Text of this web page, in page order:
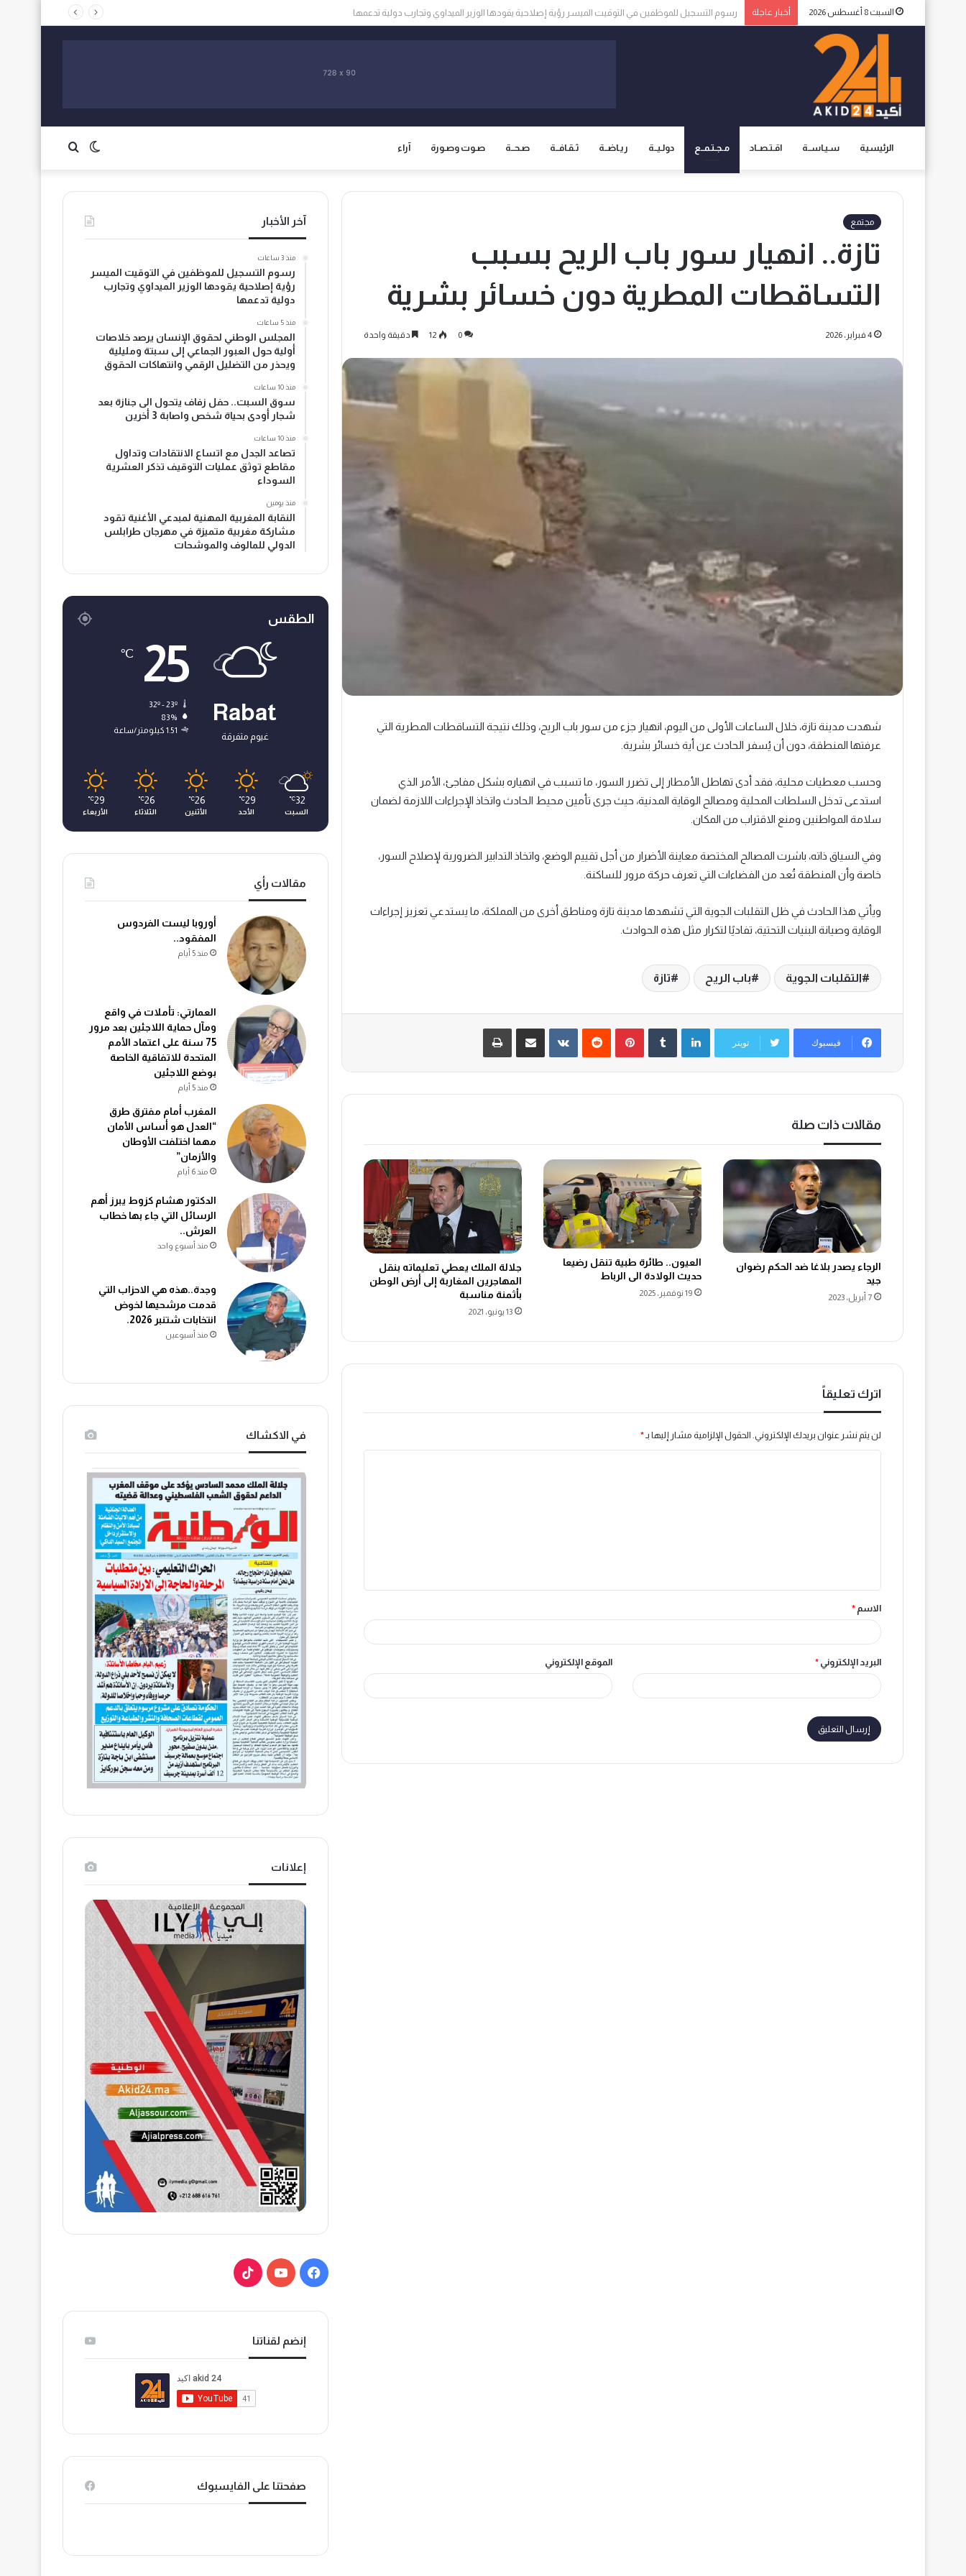
السبت 8 أغسطس 2026 أخبار عاجلة المجلس الوطني لحقوق الإنسان يرصد خلاصات أولية حول العبور الجماعي إلى سبتة ومليلية ويحذر من التضليل الرقمي وانتهاكات الحقوق
الرئيسية سـيـاســة اقـتـصــاد مـجـتـمــع دولـيــة ريـاضــة ثـقـافــة صـحــة صـوت وصـورة آراء الوضع
المظلم
مجتمع
تازة.. انهيار سور باب الريح بسبب
التساقطات المطرية دون خسائر بشرية
4 فبراير، 2026 0
12 دقيقة واحدة
شهدت مدينة تازة، خلال الساعات الأولى من اليوم، انهيار جزء من سور باب الريح، وذلك نتيجة التساقطات المطرية التي
عرفتها المنطقة، دون أن يُسفر الحادث عن أية خسائر بشرية.
وحسب معطيات محلية، فقد أدى تهاطل الأمطار إلى تضرر السور، ما تسبب في انهياره بشكل مفاجئ، الأمر الذي
استدعى تدخل السلطات المحلية ومصالح الوقاية المدنية، حيث جرى تأمين محيط الحادث واتخاذ الإجراءات اللازمة لضمان
سلامة المواطنين ومنع الاقتراب من المكان.
وفي السياق ذاته، باشرت المصالح المختصة معاينة الأضرار من أجل تقييم الوضع، واتخاذ التدابير الضرورية لإصلاح السور،
خاصة وأن المنطقة تُعد من الفضاءات التي تعرف حركة مرور للساكنة.
ويأتي هذا الحادث في ظل التقلبات الجوية التي تشهدها مدينة تازة ومناطق أخرى من المملكة، ما يستدعي تعزيز إجراءات
الوقاية وصيانة البنيات التحتية، تفاديًا لتكرار مثل هذه الحوادث.
التقلبات الجوية باب الريح تازة
فيسبوك تويتر
لينكدإن بينتيريست ‏VKontakte
مقالات ذات صلة
الرجاء يصدر بلاغا ضد الحكم رضوان
جيد
7 أبريل، 2023
العيون.. طائرة طبية تنقل رضيعا
حديث الولادة الى الرباط
19 نوفمبر، 2025
جلالة الملك يعطي تعليماته بنقل
المهاجرين المغاربة إلى أرض الوطن
بأثمنة مناسبة
13 يونيو، 2021
اترك تعليقاً
لن يتم نشر عنوان بريدك الإلكتروني. الحقول الإلزامية مشار إليها بـ *
ق
*
الاسم *
البريد الإلكتروني * الموقع الإلكتروني
آخر الأخبار
منذ 3 ساعات
رسوم التسجيل للموظفين في التوقيت الميسر
رؤية إصلاحية يقودها الوزير الميداوي وتجارب
دولية تدعمها
منذ 5 ساعات
المجلس الوطني لحقوق الإنسان يرصد خلاصات
أولية حول العبور الجماعي إلى سبتة ومليلية
ويحذر من التضليل الرقمي وانتهاكات الحقوق
منذ 10 ساعات
سوق السبت.. حفل زفاف يتحول الى جنازة بعد
شجار أودى بحياة شخص واصابة 3 أخرين
منذ 10 ساعات
تصاعد الجدل مع اتساع الانتقادات وتداول
مقاطع توثق عمليات التوقيف تذكر العشرية
السوداء
منذ يومين
النقابة المغربية المهنية لمبدعي الأغنية تقود
مشاركة مغربية متميزة في مهرجان طرابلس
الدولي للمالوف والموشحات
الطقس
Rabat
غيوم متفرقة
25
℃
83%
1.51 كيلومتر/ساعة
32
℃
السبت
29
℃
الأحد
26
℃
الأثنين
26
℃
الثلاثاء
29
℃
الأربعاء
مقالات رأي
أوروبا ليست الفردوس
المفقود..
منذ 5 أيام
العمارتي: تأملات في واقع
ومآل حماية اللاجئين بعد مرور
75 سنة على اعتماد الأمم
المتحدة للاتفاقية الخاصة
بوضع اللاجئين
منذ 5 أيام
المغرب أمام مفترق طرق
“العدل هو أساس الأمان
مهما اختلفت الأوطان
والأزمان”
منذ 6 أيام
الدكتور هشام كزوط يبرز أهم
الرسائل التي جاء بها خطاب
العرش..
منذ أسبوع واحد
وجدة..هذه هي الاحزاب التي
قدمت مرشحيها لخوض
انتخابات شتنبر 2026.
منذ أسبوعين
في الاكشاك
إعلانات
ف
ب
ي
k
T
إنضم لقناتنا
صفحتنا على الفايسبوك